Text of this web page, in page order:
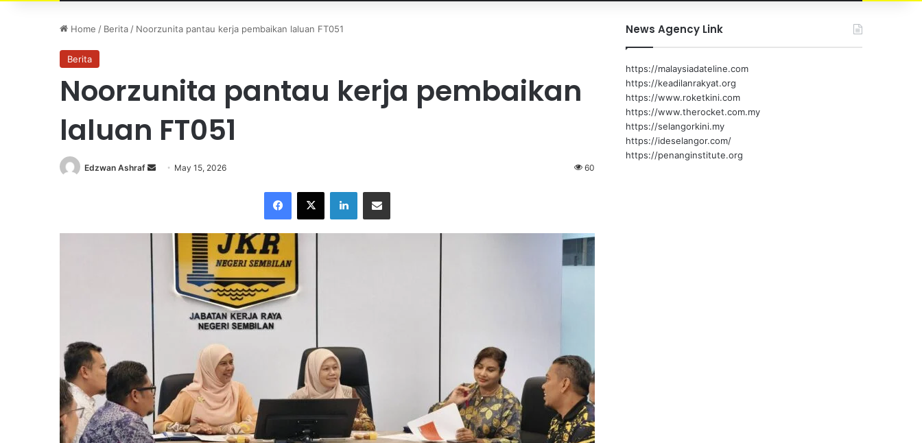
Home / Berita / Noorzunita pantau kerja pembaikan laluan FT051
Berita
Noorzunita pantau kerja pembaikan
laluan FT051
Edzwan Ashraf
a
May 15, 2026 60
News Agency Link
https://malaysiadateline.com
https://keadilanrakyat.org
https://www.roketkini.com
https://www.therocket.com.my
https://selangorkini.my
https://ideselangor.com/
https://penanginstitute.org